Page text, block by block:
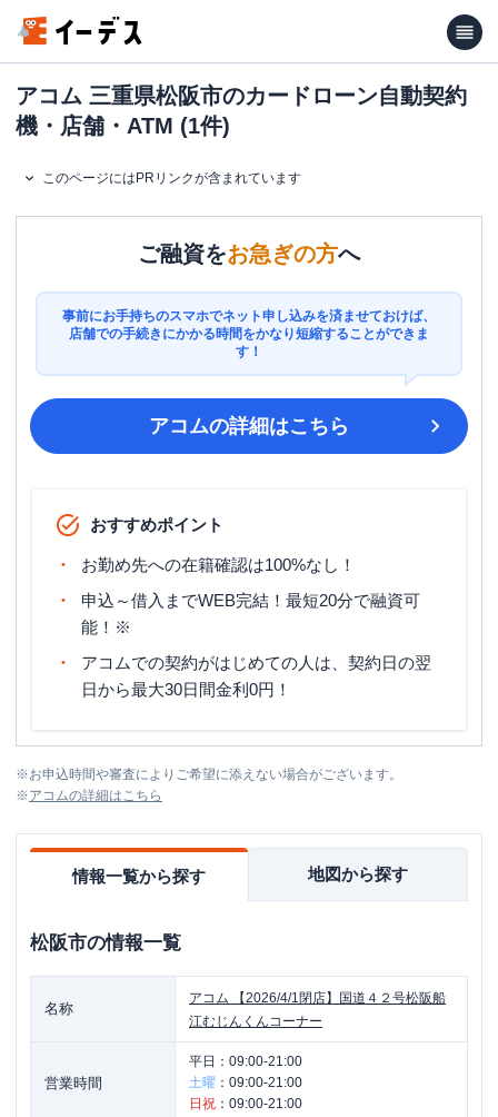
アコム 三重県松阪市のカードローン自動契約
機・店舗・ATM (1件)
このページにはPRリンクが含まれています
ご融資をお急ぎの方へ
事前にお手持ちのスマホでネット申し込みを済ませておけば、
店舗での手続きにかかる時間をかなり短縮することができま
す！
アコムの詳細はこちら
おすすめポイント
お勤め先への在籍確認は100%なし！
申込～借入までWEB完結！最短20分で融資可
能！※
アコムでの契約がはじめての人は、契約日の翌
日から最大30日間金利0円！
※お申込時間や審査によりご希望に添えない場合がございます。
※アコムの詳細はこちら
情報一覧から探す 地図から探す
松阪市の情報一覧
名称
アコム
【2026/4/1閉店】国道４２号松阪船
江むじんくんコーナー
営業時間
平日： 09:00-21:00
土曜 ： 09:00-21:00
日祝 ： 09:00-21:00